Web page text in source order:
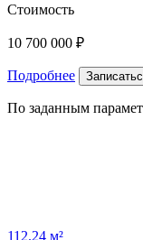
Стоимость
10 700 000 ₽
Подробнее
По заданным
112.24 м²